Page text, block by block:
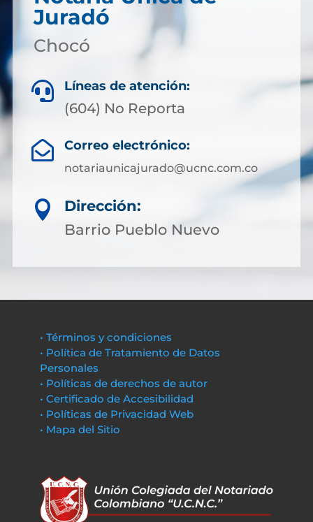
Juradó
Chocó
 Líneas de atención:
(604) No Reporta
 Correo electrónico:
notariaunicajurado@ucnc.com.co

Dirección:
Barrio Pueblo Nuevo
• Términos y condiciones
• Política de Tratamiento de Datos
Personales
• Políticas de derechos de autor
• Certificado de Accesibilidad
• Políticas de Privacidad Web
• Mapa del Sitio